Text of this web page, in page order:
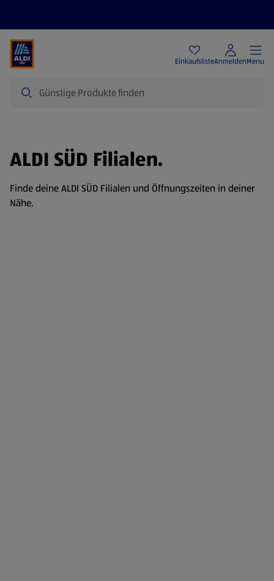
EinkaufslisteAnmeldenMenu
ALDI SÜD Filialen.
Finde deine ALDI SÜD Filialen und Öffnungszeiten in deiner
Nähe.